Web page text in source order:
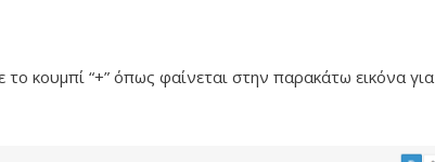
κουμπί “+” όπως φαίνεται στην παρακάτω εικόνα για